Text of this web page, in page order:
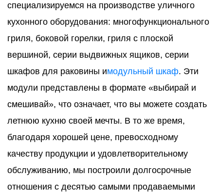
специализируемся на производстве уличного
кухонного оборудования: многофункционального
гриля, боковой горелки, гриля с плоской
вершиной, серии выдвижных ящиков, серии
шкафов для раковины имодульный шкаф. Эти
модули представлены в формате «выбирай и
смешивай», что означает, что вы можете создать
летнюю кухню своей мечты. В то же время,
благодаря хорошей цене, превосходному
качеству продукции и удовлетворительному
обслуживанию, мы построили долгосрочные
отношения с десятью самыми продаваемыми